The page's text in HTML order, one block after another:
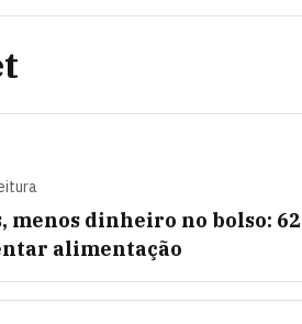
menos dinheiro no bolso:
alimentação